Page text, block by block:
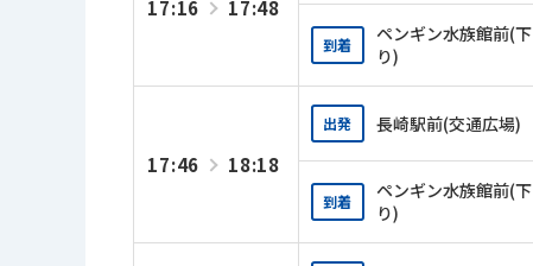
17:16 17:48
到着
ペンギン水族館前(下
り)
17:46 18:18
出発 長崎駅前(交通広場)
到着
ペンギン水族館前(下
り)